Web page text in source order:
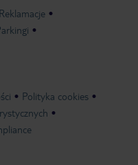
Reklamacje
Polityka cookies